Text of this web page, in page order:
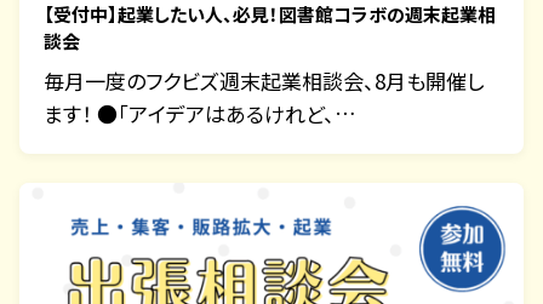
【受付中】起業したい人、必見！図書館コラボの週末起業相
談会
毎月一度のフクビズ週末起業相談会、8月も開催し
ます！ ●「アイデアはあるけれど、…